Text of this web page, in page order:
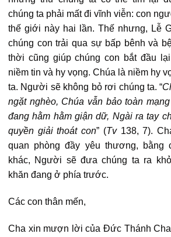
chúng ta phải mất đi vĩnh viễn: con
thế giới này hai lần. Thế nhưng, Lễ
chúng con trải qua sự bấp bênh và
thời cũng giúp chúng con bắt đầu
niềm tin và hy vọng. Chúa là niềm hy
ta. Người sẽ không bỏ rơi chúng ta. “
ngặt nghèo, Chúa vẫn bảo toàn
đang hằm hằm giận dữ, Ngài ra tay
quyền giải thoát con” (Tv138, 7).
quan phòng đầy yêu thương, bằng
khác, Người sẽ đưa chúng ta ra
khăn đang ở phía trước.
Các con thân mến,
Cha xin mượn lời của Đức Thánh